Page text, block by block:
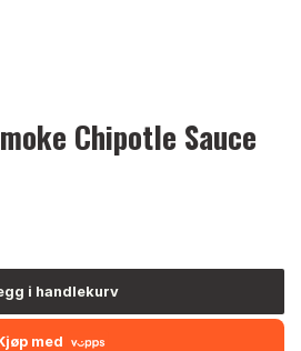
Chipotle Sauce
i handlekurv
med